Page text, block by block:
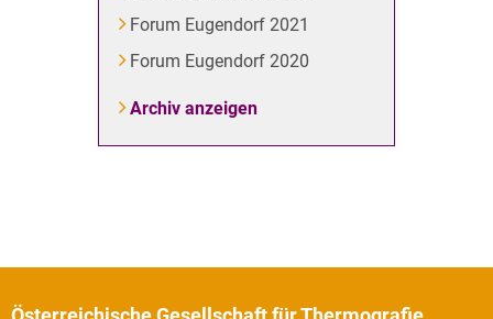
Forum Eugendorf 2021
Forum Eugendorf 2020
Archiv anzeigen